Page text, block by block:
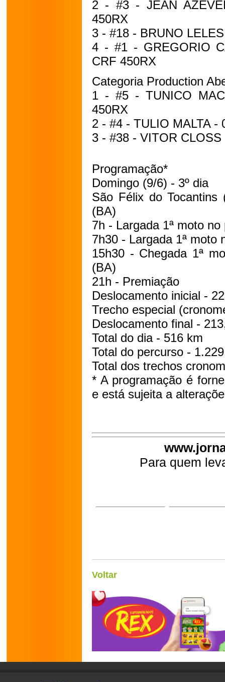
2 - #3 - JEAN
450RX
3 - #18 - BRUNO
4 - #1 - GREGORIO
CRF 450RX
Categoria Production
1 - #5 - TUNICO
450RX
2 - #4 - TULIO MALTA -
3 - #38 - VITOR
Programação*
Domingo (9/6) - 3º dia
São Félix do
(BA)
7h - Largada 1ª moto
7h30 - Largada 1ª moto
15h30 - Chegada 1ª
(BA)
21h - Premiação
Deslocamento inicial -
Trecho especial
Deslocamento final -
Total do dia - 516 km
Total do percurso -
Total dos trechos
* A programação é
e está sujeita a
Para quem
Voltar